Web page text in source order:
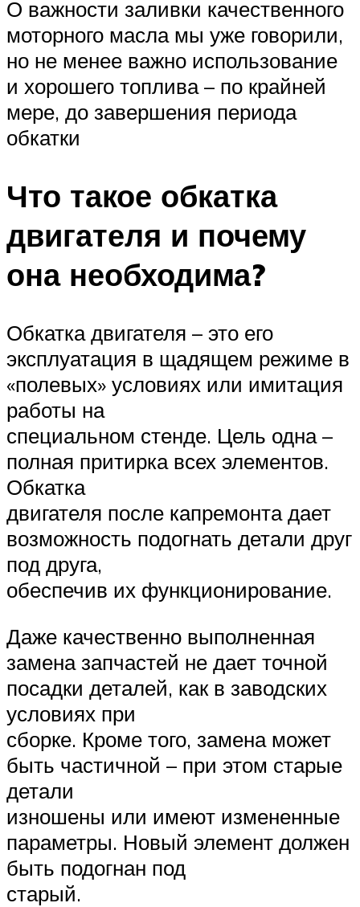
О важности заливки качественного
моторного масла мы уже говорили,
но не менее важно использование
и хорошего топлива – по крайней
мере, до завершения периода
обкатки
Что такое обкатка
двигателя и почему
она необходима?
Обкатка двигателя – это его
эксплуатация в щадящем режиме в
«полевых» условиях или имитация
работы на
специальном стенде. Цель одна –
полная притирка всех элементов.
Обкатка
двигателя после капремонта дает
возможность подогнать детали друг
под друга,
обеспечив их функционирование.
Даже качественно выполненная
замена запчастей не дает точной
посадки деталей, как в заводских
условиях при
сборке. Кроме того, замена может
быть частичной – при этом старые
детали
изношены или имеют измененные
параметры. Новый элемент должен
быть подогнан под
старый.